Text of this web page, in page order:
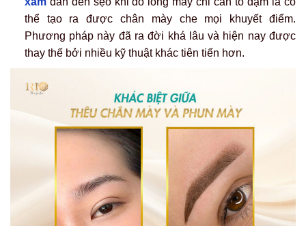
thể tạo ra được chân mày che mọi khuyết điểm.
Phương pháp này đã ra đời khá lâu và hiện nay được
thay thế bởi nhiều kỹ thuật khác tiên tiến hơn.